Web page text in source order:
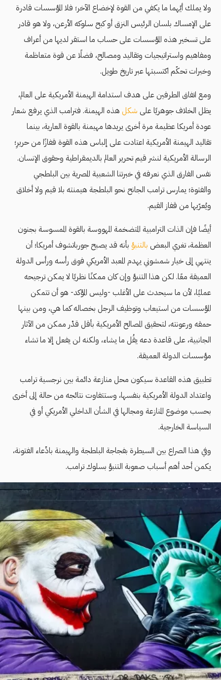
ولا يملك أيّهما ما يكفي من القوة لإخضاع الآخر؛ فلا المؤسسات قادرة
على الإمساك بلسان الرئيس النزق أو كبح سلوكه الأرعن، ولا هو قادر
على تسخير هذه المؤسسات على حساب ما استقر لديها من أعراف
ومفاهيم واستراتيجيات وتقاليد ومصالح، فضلًا عن قوة متعاظمة
وخبرات تحكّم اكتسبتها عبر تاريخ طويل.
ومع اتفاق الطرفين على هدف استدامة الهيمنة الأمريكية على العالم،
يظل الخلاف جوهريًا على شكل هذه الهيمنة. فترامب الذي يرفع شعار
عودة أمريكا عظيمة مرة أخرى يريدها مهيمنة بالقوة العارية، بينما
تقاليد الهيمنة الأمريكية اعتادت على إلباس هذه القوة قفازًا من حريرِ؛
الرسالة الأمريكية لنشر قيم تحرير العالم بالديمقراطية وحقوق الإنسان.
نفس الفارق الذي نعرفه في خبرتنا الشعبية المصرية بين البلطجي
والفتوة؛ يمارس ترامب الجانح نحو البلطجة هيمنته بلا قيم ولا أخلاق
ويُعرّيها من قفاز القيم.
أيضًا فإن الذات الترامبية المتضخمة المهووسة بالقوة الممسوسة بجنون
العظمة، تغري البعض بالتنبؤ بأنه قد يصبح جورباتشوف أمريكا؛ أن
ينتهي إلى خيار شمشوني يهدم المعبد الأمريكي فوق رأسه ورأس الدولة
العميقة معًا. لكن هذا التنبؤ وإن كان ممكنًا نظريًا لا يمكن ترجيحه
عمليًا، لأن ما سيحدث على الأغلب -وليس المؤكد- هو أن تتمكن
المؤسسات من استيعاب وتوظيف الرجل بخصاله كما هي، ومن بينها
حمقه ورعونته، لتحقيق المصالح الأمريكية بأقل قدْر ممكن من الآثار
الجانبية، على قاعدة دعه يقُل ما يشاء، ولكنه لن يفعل إلا ما تشاء
مؤسسات الدولة العميقة.
تطبيق هذه القاعدة سيكون محل منازعة دائمة بين نرجسية ترامب
واعتداد الدولة الأمريكية بنفسها، وستتفاوت نتائجه من حالة إلى أخرى
بحسب موضوع المنازعة ومجالها في الشأن الداخلي الأمريكي أو في
السياسة الخارجية.
وفي هذا الصراع بين السيطرة بفجاجة البلطجة والهيمنة بادِّعاء الفتونة،
يكمن أحد أهم أسباب صعوبة التنبؤ بسلوك ترامب.